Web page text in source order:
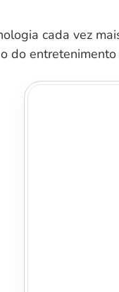
cada vez
do entretenimento